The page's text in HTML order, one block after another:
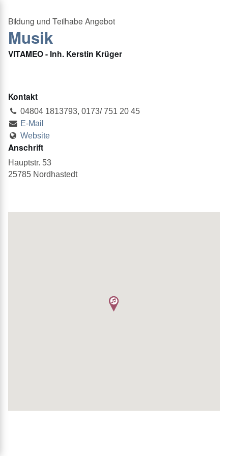
Musik
VITAMEO - Inh. Kerstin Krüger
Kontakt
04804 1813793, 0173/ 751 20 45
E-Mail
Website
Anschrift
Hauptstr. 53
25785 Nordhastedt